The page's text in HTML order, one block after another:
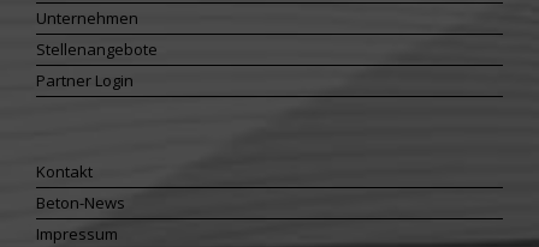
Unternehmen
Stellenangebote
Partner Login
Kontakt
Beton-News
Impressum